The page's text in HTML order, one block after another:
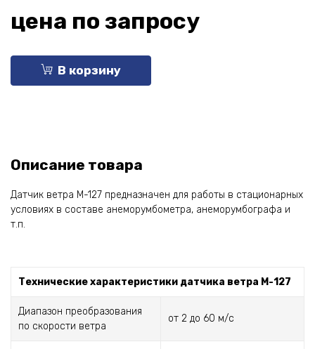
цена по запросу
В корзину
Описание товара
Датчик ветра М-127 предназначен для работы в стационарных
условиях в составе анеморумбометра, анеморумбографа и
т.п.
Технические характеристики датчика ветра М-127
Диапазон преобразования
по скорости ветра
от 2 до 60 м/с